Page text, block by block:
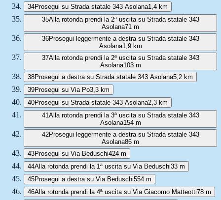
34Prosegui su Strada statale 343 Asolana1,4 km
35Alla rotonda prendi la 2ª uscita su Strada statale 343
Asolana71 m
36Prosegui leggermente a destra su Strada statale 343
Asolana1,9 km
37Alla rotonda prendi la 2ª uscita su Strada statale 343
Asolana103 m
38Prosegui a destra su Strada statale 343 Asolana5,2 km
39Prosegui su Via Po3,3 km
40Prosegui su Strada statale 343 Asolana2,3 km
41Alla rotonda prendi la 3ª uscita su Strada statale 343
Asolana154 m
42Prosegui leggermente a destra su Strada statale 343
Asolana86 m
43Prosegui su Via Beduschi424 m
44Alla rotonda prendi la 1ª uscita su Via Beduschi33 m
45Prosegui a destra su Via Beduschi554 m
46Alla rotonda prendi la 4ª uscita su Via Giacomo Matteotti78 m